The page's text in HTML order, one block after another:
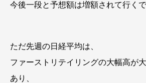
今後一段と予想額は増額されて行くで
ただ先週の日経平均は、
ファーストリテイリングの大幅高が
あり、